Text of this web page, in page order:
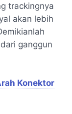
trackingnya
akan lebih
ganggun
Konektor